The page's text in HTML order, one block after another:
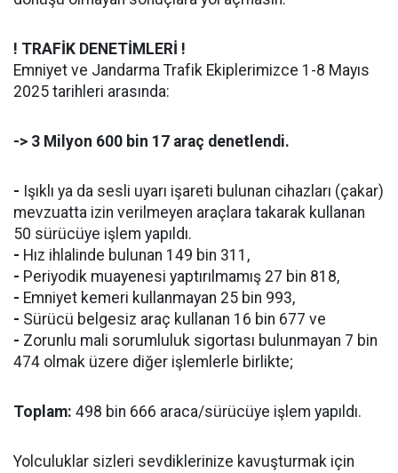
! TRAFİK DENETİMLERİ !
Emniyet ve Jandarma Trafik Ekiplerimizce 1-8 Mayıs
2025 tarihleri arasında:
-> 3 Milyon 600 bin 17 araç denetlendi.
- Işıklı ya da sesli uyarı işareti bulunan cihazları (çakar)
mevzuatta izin verilmeyen araçlara takarak kullanan
50 sürücüye işlem yapıldı.
- Hız ihlalinde bulunan 149 bin 311,
- Periyodik muayenesi yaptırılmamış 27 bin 818,
- Emniyet kemeri kullanmayan 25 bin 993,
- Sürücü belgesiz araç kullanan 16 bin 677 ve
- Zorunlu mali sorumluluk sigortası bulunmayan 7 bin
474 olmak üzere diğer işlemlerle birlikte;
Toplam: 498 bin 666 araca/sürücüye işlem yapıldı.
Yolculuklar sizleri sevdiklerinize kavuşturmak için